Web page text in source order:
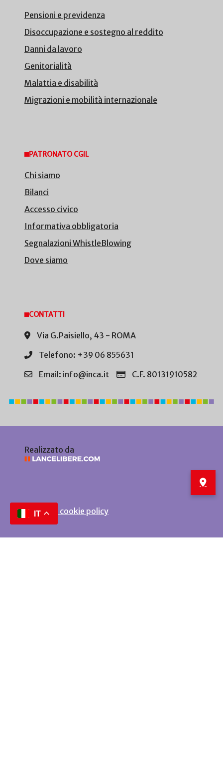
Pensioni e previdenza
Disoccupazione e sostegno al reddito
Danni da lavoro
Genitorialità
Malattia e disabilità
Migrazioni e mobilità internazionale
PATRONATO CGIL
Chi siamo
Bilanci
Accesso civico
Informativa obbligatoria
Segnalazioni WhistleBlowing
Dove siamo
CONTATTI
Via G.Paisiello, 43 - ROMA
Telefono: +39 06 855631
Email: info@inca.it
C.F. 80131910582
Realizzato da
Privacy e cookie policy
IT